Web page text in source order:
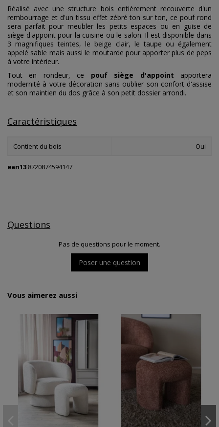
Réalisé avec une structure bois entièrement recouverte d'un
rembourrage et d'un tissu effet zébré ton sur ton, ce pouf rond
sera parfait pour meubler les petits espaces ou en guise de
siège d'appoint pour la cuisine ou le salon. Il est disponible dans
3 magnifiques teintes, le beige clair, le taupe ou également
appelé sable mais aussi le moutarde pour apporter plus de peps
à votre intérieur.
Tout en rondeur, ce pouf siège d'appoint apportera
modernité à votre décoration sans oublier son confort d'assise
et son maintien du dos grâce à son petit dossier arrondi.
Caractéristiques
Contient du bois Oui
ean13 8720874594147
Questions
Pas de questions pour le moment.
Poser une question
Vous aimerez aussi